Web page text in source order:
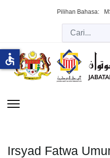
Pilihan Bahasa:
Irsyad Fatwa
accessible